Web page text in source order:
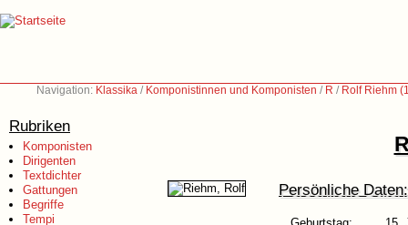
Navigation: Klassika / Komponistinnen und Komponisten / R / Rolf Riehm
Rubriken
Komponisten
Dirigenten
Textdichter
Gattungen
Begriffe
Tempi
Persönliche Daten: